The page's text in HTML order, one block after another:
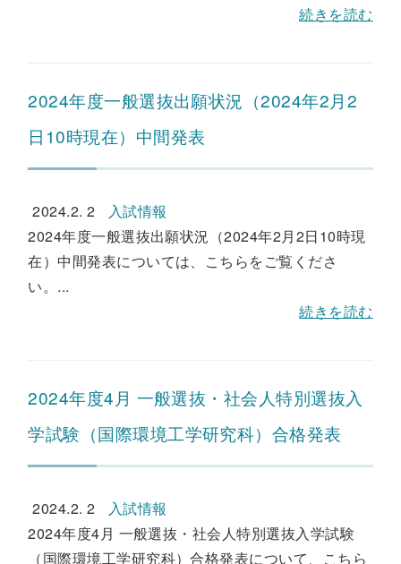
続きを読む
2024年度一般選抜出願状況（2024年2月2
日10時現在）中間発表
2024.2. 2
入試情報
2024年度一般選抜出願状況（2024年2月2日10時現
在）中間発表については、こちらをご覧くださ
い。...
続きを読む
2024年度4月 一般選抜・社会人特別選抜入
学試験（国際環境工学研究科）合格発表
2024.2. 2
入試情報
2024年度4月 一般選抜・社会人特別選抜入学試験
（国際環境工学研究科）合格発表について、こちら